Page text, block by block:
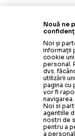
Nouă ne
Noi și
informații
cookie
personal.
dvs.
utilizării
pagina cu
vor fi
navigarea.
Noi si
agentiile
nostri de
pentru a
a